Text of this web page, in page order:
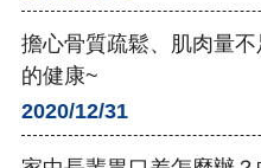
擔心骨質疏鬆、肌肉量
的健康~
2020/12/31